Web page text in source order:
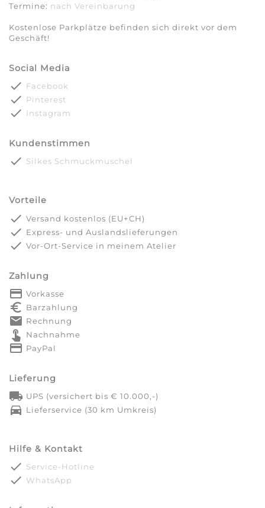
Termine: nach Vereinbarung​​​​​​​
Kostenlose Parkplätze befinden sich direkt vor dem
Geschäft!
Social Media
done Facebook
done Pinterest
done Instagram
Kundenstimmen
done Silkes Schmuckmuschel
Vorteile
done Versand kostenlos (EU+CH)
done Express- und Auslandslieferungen
done Vor-Ort-Service in meinem Atelier
Zahlung
payment Vorkasse
euro_symbol Barzahlung
markunread Rechnung
touch_app Nachnahme
credit_card PayPal
Lieferung
local_shipping UPS (versichert bis € 10.000,-)
directions_car Lieferservice (30 km Umkreis)
Hilfe & Kontakt
done Service-Hotline
done WhatsApp